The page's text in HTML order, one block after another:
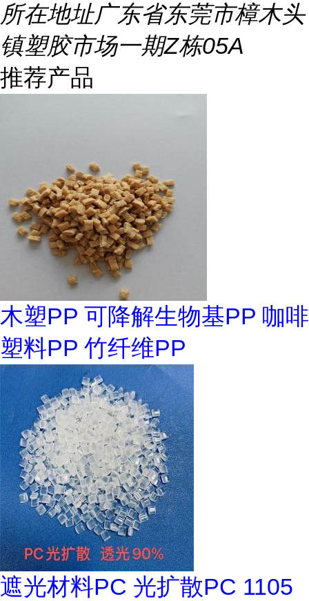
所在地址广东省东莞市樟木头
镇塑胶市场一期Z栋05A
推荐产品
木塑PP 可降解生物基PP 咖啡
塑料PP 竹纤维PP
遮光材料PC 光扩散PC 1105